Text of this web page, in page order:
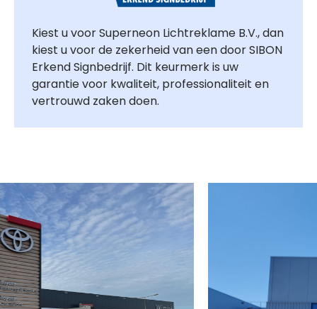
Kiest u voor Superneon Lichtreklame B.V., dan
kiest u voor de zekerheid van een door SIBON
Erkend Signbedrijf. Dit keurmerk is uw
garantie voor kwaliteit, professionaliteit en
vertrouwd zaken doen.